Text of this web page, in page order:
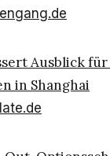
Ausblick
in Shanghai